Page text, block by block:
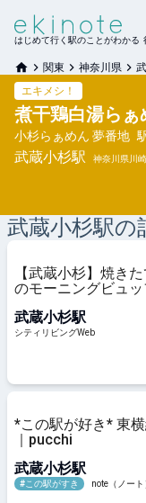
はじめて行く駅のことがわかる
関東 神奈川県
エキメシ！
煮干鶏白湯らぁ
小杉らぁめん 夢番地
武蔵小杉駅 神奈川県川
武蔵小杉駅の
【武蔵小杉】焼き
のモーニングビュ
の90分｜シティリビ
武蔵小杉駅
シティリビングWeb
*この駅が好き* 東
｜pucchi
武蔵小杉駅
#この駅がすき note（ノート